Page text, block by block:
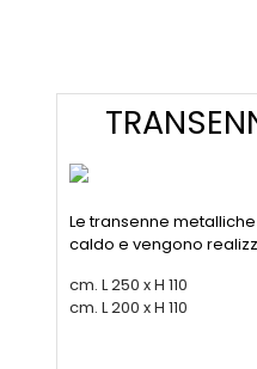
Le transenne
caldo e vengono
cm. L 250 x H 110
cm. L 200 x H 110